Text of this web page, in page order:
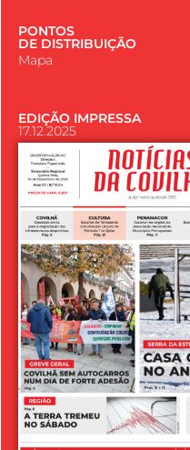
PONTOS
DE DISTRIBUIÇÃO
Mapa
EDIÇÃO IMPRESSA
17.12.2025